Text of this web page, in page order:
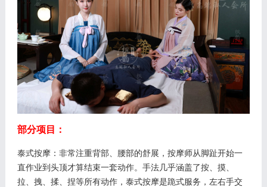
部分项目：
泰式按摩：非常注重背部、腰部的舒展，按摩师从脚趾开始一
直作业到头顶才算结束一套动作。手法几乎涵盖了按、摸、
拉、拽、揉、捏等所有动作，泰式按摩是跪式服务，左右手交